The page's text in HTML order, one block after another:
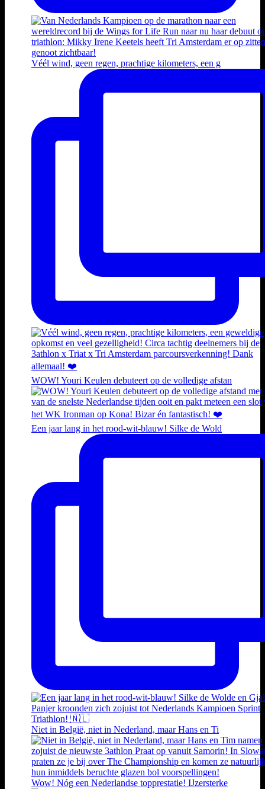
Véél wind, geen regen, prachtige kilometers, een g
WOW! Youri Keulen debuteert op de volledige afstan
Een jaar lang in het rood-wit-blauw! Silke de Wold
Niet in België, niet in Nederland, maar Hans en Ti
Wow! Nóg een Nederlandse topprestatie! IJzersterke